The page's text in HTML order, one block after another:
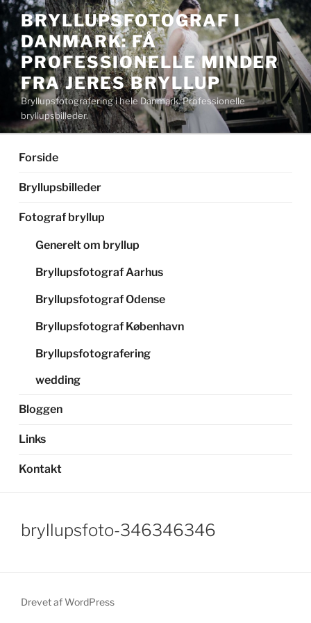
Videre
til
indhold
BRYLLUPSFOTOGRAF I
DANMARK: FÅ
PROFESSIONELLE MINDER
FRA JERES BRYLLUP
Bryllupsfotografering i hele Danmark. Professionelle
bryllupsbilleder.
Forside
Bryllupsbilleder
Fotograf bryllup
Generelt om bryllup
Bryllupsfotograf Aarhus
Bryllupsfotograf Odense
Bryllupsfotograf København
Bryllupsfotografering
wedding
Bloggen
Links
Kontakt
bryllupsfoto-346346346
Drevet af WordPress